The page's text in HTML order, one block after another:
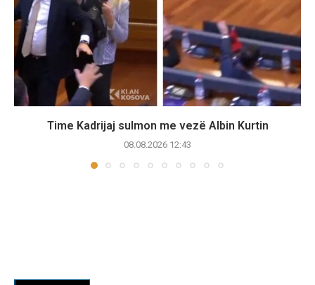
Time Kadrijaj sulmon me vezë Albin Kurtin
08.08.2026 12:43